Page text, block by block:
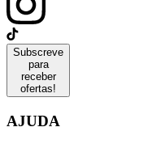
Subscreve
para
receber
ofertas!
AJUDA